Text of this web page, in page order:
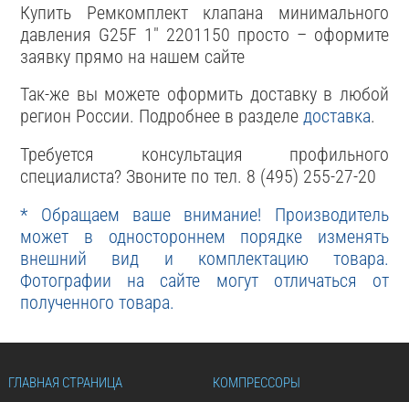
Купить Ремкомплект клапана минимального
давления G25F 1" 2201150 просто – оформите
заявку прямо на нашем сайте
Так-же вы можете оформить доставку в любой
регион России. Подробнее в разделедоставка.
Требуется консультация профильного
специалиста? Звоните по тел. 8 (495) 255-27-20
* Обращаем ваше внимание! Производитель
может в одностороннем порядке изменять
внешний вид и комплектацию товара.
Фотографии на сайте могут отличаться от
полученного товара.
ГЛАВНАЯ СТРАНИЦА
КОМПРЕССОРЫ